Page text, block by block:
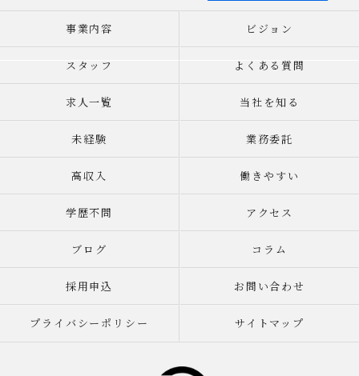
事業内容 ビジョン
スタッフ よくある質問
求人一覧 当社を知る
未経験 業務委託
高収入 働きやすい
学歴不問 アクセス
ブログ コラム
採用申込 お問い合わせ
プライバシーポリシー サイトマップ